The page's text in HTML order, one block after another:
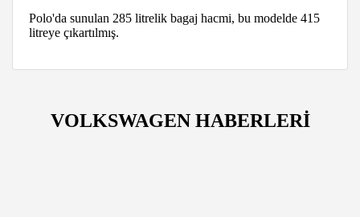
Polo'da sunulan 285 litrelik bagaj hacmi, bu modelde 415
litreye çıkartılmış.
VOLKSWAGEN HABERLERİ